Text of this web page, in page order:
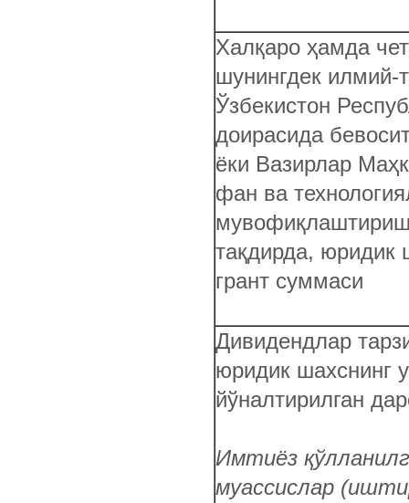
Халқаро ҳамда
шунингдек илмий-
Ўзбекистон
доирасида
ёки Вазирлар
фан ва
мувофиқлаштириш
тақдирда, юридик
грант суммаси
Дивидендлар
юридик шахснинг
йўналтирилган
Имтиёз
муассислар